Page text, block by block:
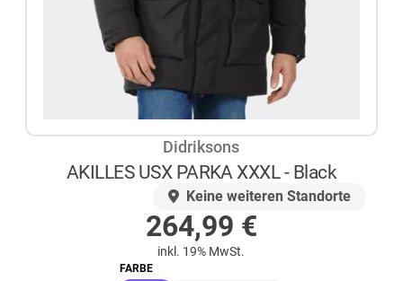
Didriksons
AKILLES USX PARKA XXXL - Black
Keine weiteren Standorte
264,99 €
inkl. 19% MwSt.
FARBE